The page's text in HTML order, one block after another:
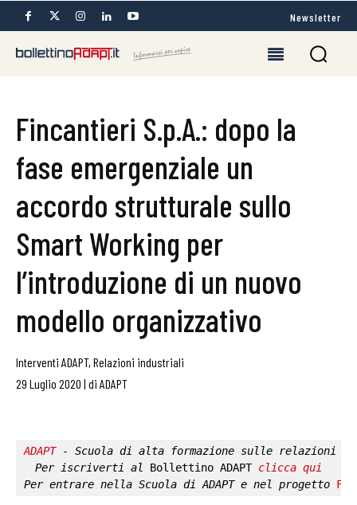
Newsletter
Fincantieri S.p.A.: dopo la
fase emergenziale un
accordo strutturale sullo
Smart Working per
l’introduzione di un nuovo
modello organizzativo
Interventi ADAPT, Relazioni industriali
29 Luglio 2020 | di ADAPT
ADAPT - Scuola di alta formazione sulle relazioni
Per iscriverti al Bollettino ADAPT clicca qui
Per entrare nella Scuola di ADAPT e nel progetto